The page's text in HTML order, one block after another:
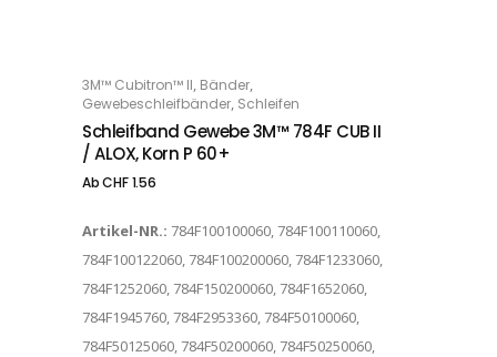
OPTIONS
3M™ Cubitron™ II, Bänder,
Gewebeschleifbänder, Schleifen
Schleifband Gewebe 3M™ 784F CUB II
/ ALOX, Korn P 60+
AbCHF1.56
Artikel-NR.: 784F100100060, 784F100110060,
784F100122060, 784F100200060, 784F1233060,
784F1252060, 784F150200060, 784F1652060,
784F1945760, 784F2953360, 784F50100060,
784F50125060, 784F50200060, 784F50250060,